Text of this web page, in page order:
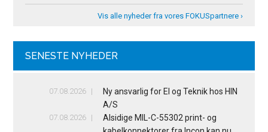
Vis alle nyheder fra vores FOKUSpartnere ›
SENESTE NYHEDER
07.08.2026
Ny ansvarlig for El og Teknik hos HIN
A/S
07.08.2026
Alsidige MIL-C-55302 print- og